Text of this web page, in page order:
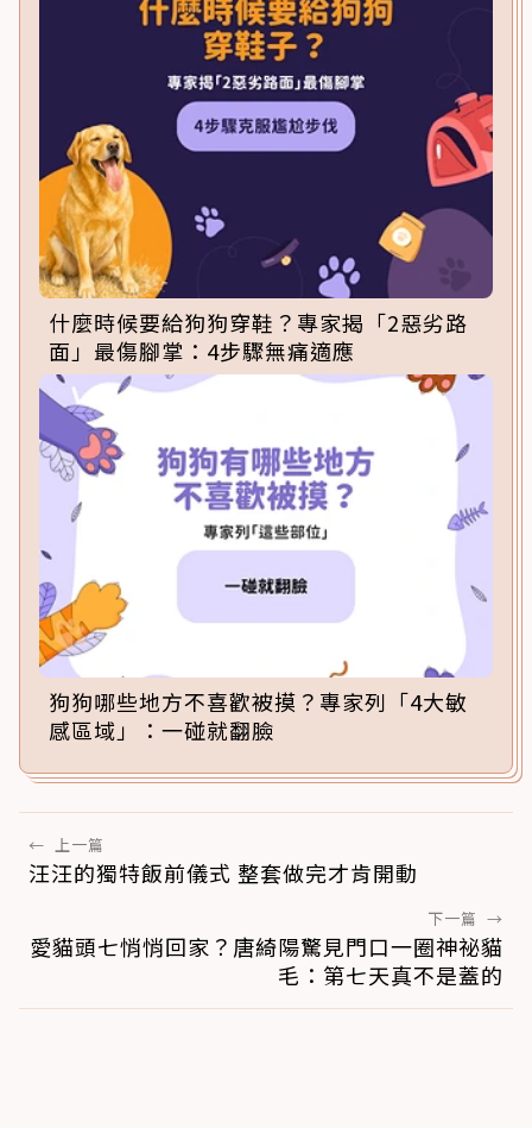
什麼時候要給狗狗穿鞋？專家揭「2惡劣路
面」最傷腳掌：4步驟無痛適應
狗狗哪些地方不喜歡被摸？專家列「4大敏
感區域」：一碰就翻臉
← 上一篇
汪汪的獨特飯前儀式 整套做完才肯開動
下一篇 →
愛貓頭七悄悄回家？唐綺陽驚見門口一圈神祕貓
毛：第七天真不是蓋的